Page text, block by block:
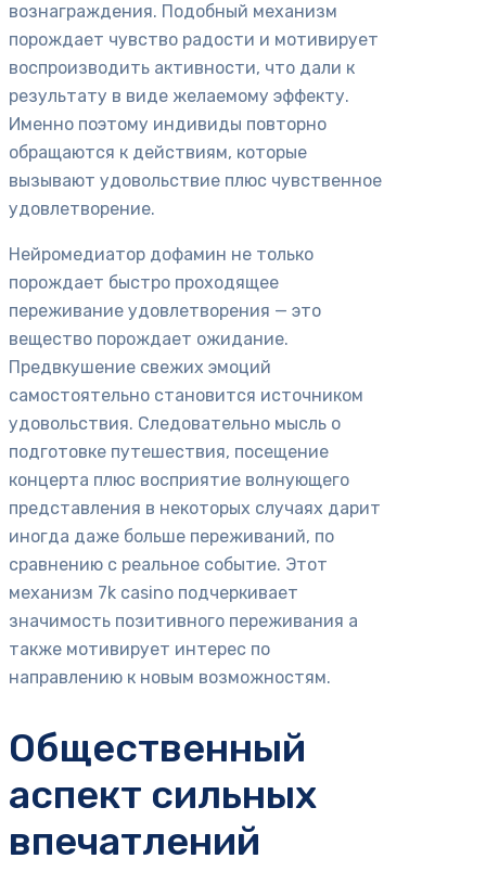
вознаграждения. Подобный механизм
порождает чувство радости и мотивирует
воспроизводить активности, что дали к
результату в виде желаемому эффекту.
Именно поэтому индивиды повторно
обращаются к действиям, которые
вызывают удовольствие плюс чувственное
удовлетворение.
Нейромедиатор дофамин не только
порождает быстро проходящее
переживание удовлетворения — это
вещество порождает ожидание.
Предвкушение свежих эмоций
самостоятельно становится источником
удовольствия. Следовательно мысль о
подготовке путешествия, посещение
концерта плюс восприятие волнующего
представления в некоторых случаях дарит
иногда даже больше переживаний, по
сравнению с реальное событие. Этот
механизм 7k casino подчеркивает
значимость позитивного переживания а
также мотивирует интерес по
направлению к новым возможностям.
Общественный
аспект сильных
впечатлений